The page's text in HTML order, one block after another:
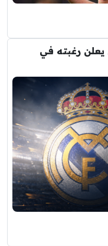
يعلن رغبته في